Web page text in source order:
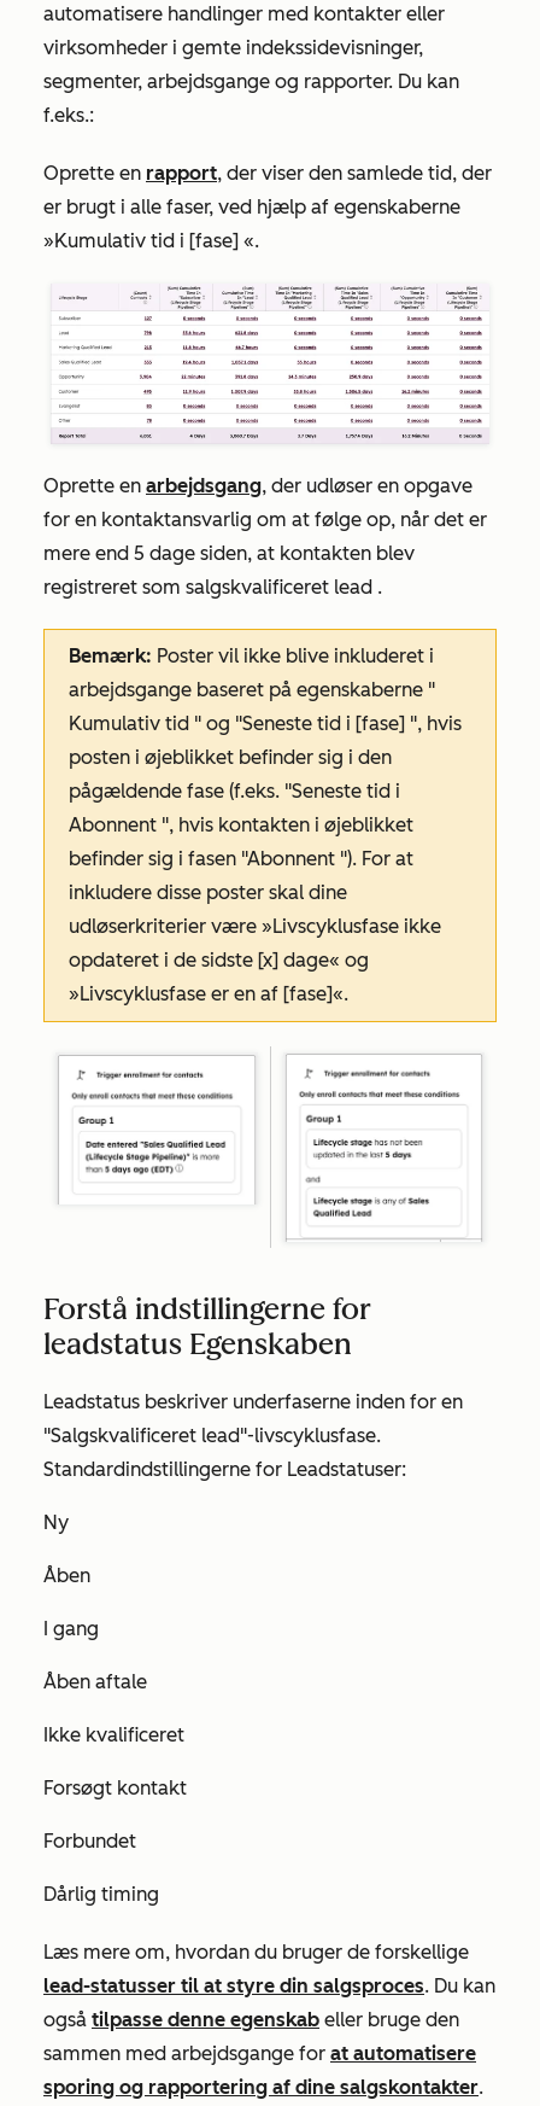
automatisere handlinger med kontakter eller
virksomheder i gemte indekssidevisninger,
segmenter, arbejdsgange og rapporter. Du kan
f.eks.:
Oprette en rapport, der viser den samlede tid, der
er brugt i alle faser, ved hjælp af egenskaberne
»Kumulativ tid i [fase] «.
Oprette en arbejdsgang, der udløser en opgave
for en kontaktansvarlig om at følge op, når det er
mere end 5 dage siden, at kontakten blev
registreret som salgskvalificeret lead .
Bemærk: Poster vil ikke blive inkluderet i
arbejdsgange baseret på egenskaberne "
Kumulativ tid " og "Seneste tid i [fase] ", hvis
posten i øjeblikket befinder sig i den
pågældende fase (f.eks. "Seneste tid i
Abonnent ", hvis kontakten i øjeblikket
befinder sig i fasen "Abonnent "). For at
inkludere disse poster skal dine
udløserkriterier være »Livscyklusfase ikke
opdateret i de sidste [x] dage« og
»Livscyklusfase er en af [fase]«.
Forstå indstillingerne for
leadstatus Egenskaben
Leadstatus beskriver underfaserne inden for en
"Salgskvalificeret lead"-livscyklusfase.
Standardindstillingerne for Leadstatuser:
Ny
Åben
I gang
Åben aftale
Ikke kvalificeret
Forsøgt kontakt
Forbundet
Dårlig timing
Læs mere om, hvordan du bruger de forskellige
lead-statusser til at styre din salgsproces. Du kan
også tilpasse denne egenskab eller bruge den
sammen med arbejdsgange for at automatisere
sporing og rapportering af dine salgskontakter.